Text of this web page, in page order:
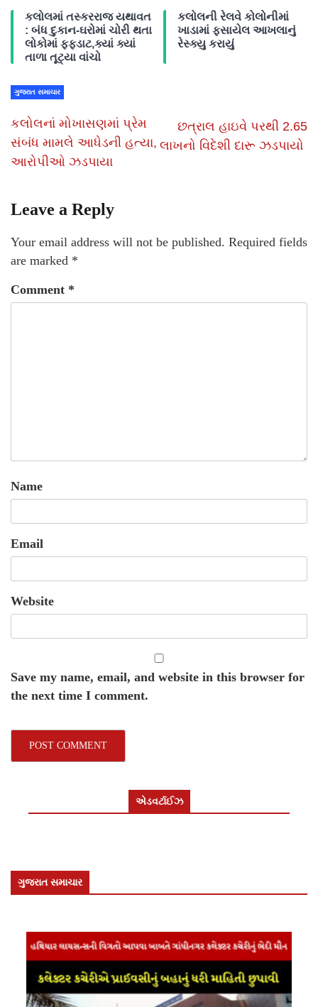
કલોલમાં તસ્કરરાજ યથાવત
: બંધ દુકાન-ઘરોમાં ચોરી થતા
લોકોમાં ફફડાટ,ક્યાં ક્યાં
તાળા તૂટ્યા વાંચો
કલોલની રેલવે કોલોનીમાં
ખાડામાં ફસાયેલ આખલાનું
રેસ્ક્યુ કરાયું
ગુજરાત સમાચાર
કલોલનાં મોખાસણમાં પ્રેમ
સંબંધ મામલે આધેડની હત્યા,
આરોપીઓ ઝડપાયા
છત્રાલ હાઇવે પરથી 2.65
લાખનો વિદેશી દારૂ ઝડપાયો
Leave a Reply
Your email address will not be published. Required fields
are marked *
Comment *
Name
Email
Website
Save my name, email, and website in this browser for
the next time I comment.
એડવર્ટાઈઝ
ગુજરાત સમાચાર